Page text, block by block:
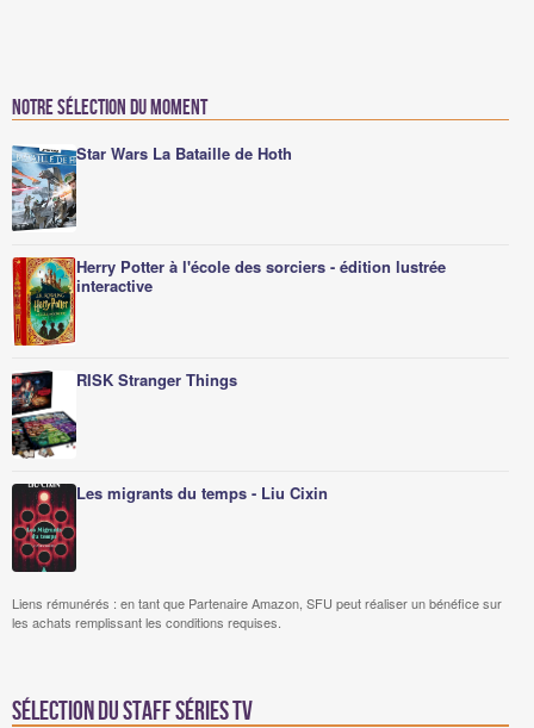
Notre sélection du moment
Star Wars La Bataille de Hoth
Herry Potter à l'école des sorciers - édition lustrée
interactive
RISK Stranger Things
Les migrants du temps - Liu Cixin
Liens rémunérés : en tant que Partenaire Amazon, SFU peut réaliser un bénéfice sur
les achats remplissant les conditions requises.
Sélection du staff Séries TV